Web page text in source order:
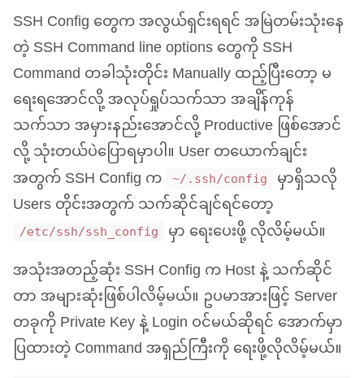
SSHConfig တွေက အလွယ်ရှင်းရရင် အမြဲတမ်းသုံးနေ
တဲ့SSHCommand line options တွေကိုSSH
Command တခါသုံးတိုင်း Manually ထည့်ပြီးတော့ မ
ရေးရအောင်လို့ အလုပ်ရှုပ်သက်သာ အချိန်ကုန်
သက်သာ အမှားနည်းအောင်လို့ Productive ဖြစ်အောင်
လို့ သုံးတယ်ပဲပြောရမှာပါ။ User တယောက်ချင်း
အတွက်SSHConfig က ~/.ssh/config
မှာရှိသလို
Users တိုင်းအတွက် သက်ဆိုင်ချင်ရင်တော့
/etc/ssh/ssh_config
မှာ ရေးပေးဖို့ လိုလိမ့်မယ်။
အသုံးအတည့်ဆုံးSSHConfig က Host နဲ့ သက်ဆိုင်
တာ အများဆုံးဖြစ်ပါလိမ့်မယ်။ ဥပမာအားဖြင့် Server
တခုကို Private Key နဲ့ Login ဝင်မယ်ဆိုရင် အောက်မှာ
ပြထားတဲ့ Command အရှည်ကြီးကို ရေးဖို့လိုလိမ့်မယ်။